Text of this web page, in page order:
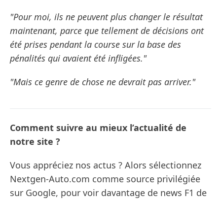
"Pour moi, ils ne peuvent plus changer le résultat
maintenant, parce que tellement de décisions ont
été prises pendant la course sur la base des
pénalités qui avaient été infligées."
"Mais ce genre de chose ne devrait pas arriver."
Comment suivre au mieux l’actualité de
notre site ?
Vous appréciez nos actus ? Alors sélectionnez
Nextgen-Auto.com comme source privilégiée
sur Google, pour voir davantage de news F1 de